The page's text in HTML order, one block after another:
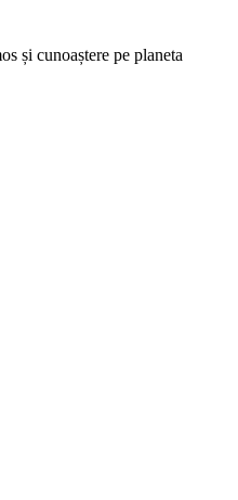
și cunoaștere pe planeta